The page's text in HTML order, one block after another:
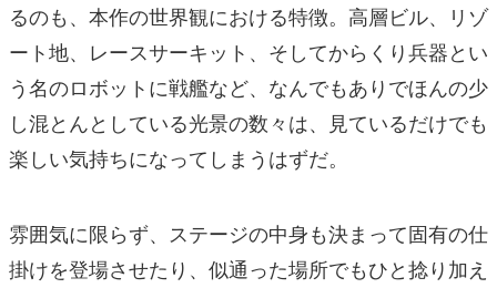
るのも、本作の世界観における特徴。高層ビル、リゾ
ート地、レースサーキット、そしてからくり兵器とい
う名のロボットに戦艦など、なんでもありでほんの少
し混とんとしている光景の数々は、見ているだけでも
楽しい気持ちになってしまうはずだ。
雰囲気に限らず、ステージの中身も決まって固有の仕
掛けを登場させたり、似通った場所でもひと捻り加え